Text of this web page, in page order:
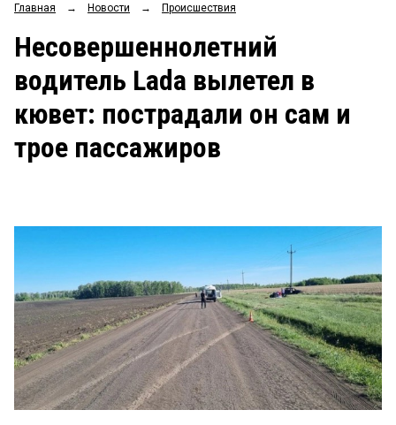
ОБЩЕСТВО
ЗАКОН
НОВОСТИ КОМПАНИЙ
Мнения
Рейтинги
Блоги
Архив
Главная → Новости → Происшествия
Несовершеннолетний
водитель Lada вылетел в
кювет: пострадали он сам и
трое пассажиров